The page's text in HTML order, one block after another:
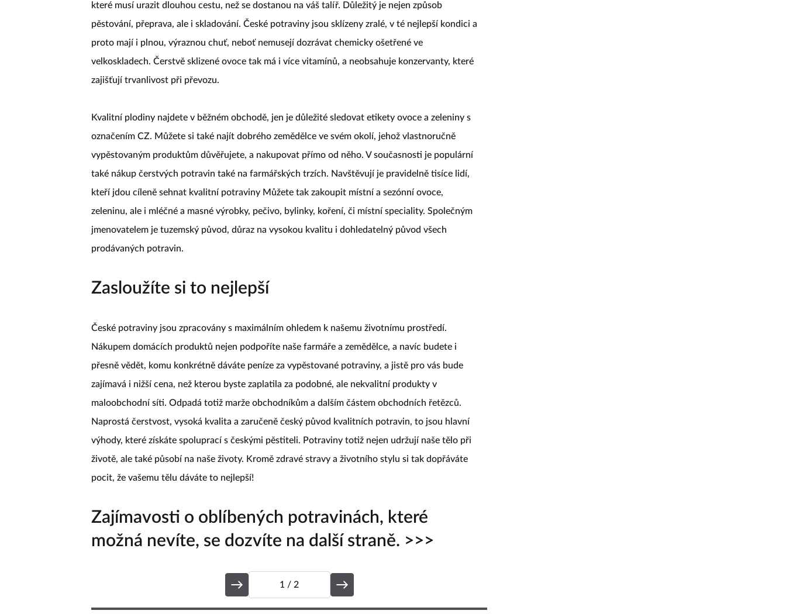
které musí urazit dlouhou cestu, než se dostanou na váš talíř. Důležitý je nejen způsob
pěstování, přeprava, ale i skladování. České potraviny jsou sklízeny zralé, v té nejlepší kondici a
proto mají i plnou, výraznou chuť, neboť nemusejí dozrávat chemicky ošetřené ve
velkoskladech. Čerstvě sklizené ovoce tak má i více vitamínů, a neobsahuje konzervanty, které
zajišťují trvanlivost při převozu.
Kvalitní plodiny najdete v běžném obchodě, jen je důležité sledovat etikety ovoce a zeleniny s
označením CZ. Můžete si také najít dobrého zemědělce ve svém okolí, jehož vlastnoručně
vypěstovaným produktům důvěřujete, a nakupovat přímo od něho. V současnosti je populární
také nákup čerstvých potravin také na farmářských trzích. Navštěvují je pravidelně tisíce lidí,
kteří jdou cíleně sehnat kvalitní potraviny Můžete tak zakoupit místní a sezónní ovoce,
zeleninu, ale i mléčné a masné výrobky, pečivo, bylinky, koření, či místní speciality. Společným
jmenovatelem je tuzemský původ, důraz na vysokou kvalitu i dohledatelný původ všech
prodávaných potravin.
Zasloužíte si to nejlepší
České potraviny jsou zpracovány s maximálním ohledem k našemu životnímu prostředí.
Nákupem domácích produktů nejen podpoříte naše farmáře a zemědělce, a navíc budete i
přesně vědět, komu konkrétně dáváte peníze za vypěstované potraviny, a jistě pro vás bude
zajímavá i nižší cena, než kterou byste zaplatila za podobné, ale nekvalitní produkty v
maloobchodní síti. Odpadá totiž marže obchodníkům a dalším částem obchodních řetězců.
Naprostá čerstvost, vysoká kvalita a zaručeně český původ kvalitních potravin, to jsou hlavní
výhody, které získáte spoluprací s českými pěstiteli. Potraviny totiž nejen udržují naše tělo při
životě, ale také působí na naše životy. Kromě zdravé stravy a životního stylu si tak dopřáváte
pocit, že vašemu tělu dáváte to nejlepší!
Zajímavosti o oblíbených potravinách, které
možná nevíte, se dozvíte na další straně. >>>
1 / 2